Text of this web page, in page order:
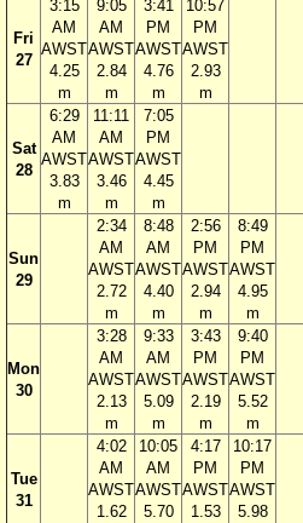
Fri
27
3:15
AM
AWST
4.25
m
9:05
AM
AWST
2.84
m
3:41
PM
AWST
4.76
m
10:57
PM
AWST
2.93
m
Sat
28
6:29
AM
AWST
3.83
m
11:11
AM
AWST
3.46
m
7:05
PM
AWST
4.45
m
Sun
29
2:34
AM
AWST
2.72
m
8:48
AM
AWST
4.40
m
2:56
PM
AWST
2.94
m
8:49
PM
AWST
4.95
m
Mon
30
3:28
AM
AWST
2.13
m
9:33
AM
AWST
5.09
m
3:43
PM
AWST
2.19
m
9:40
PM
AWST
5.52
m
Tue
31
4:02
AM
AWST
1.62
10:05
AM
AWST
5.70
4:17
PM
AWST
1.53
10:17
PM
AWST
5.98